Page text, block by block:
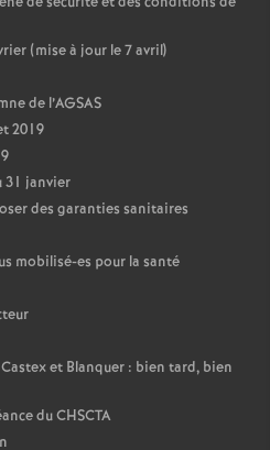
(mise à jour le 7 avril)
de l’AGSAS
2019
31 janvier
des garanties sanitaires
mobilisé-es pour la santé
et Blanquer : bien tard, bien
du CHSCTA